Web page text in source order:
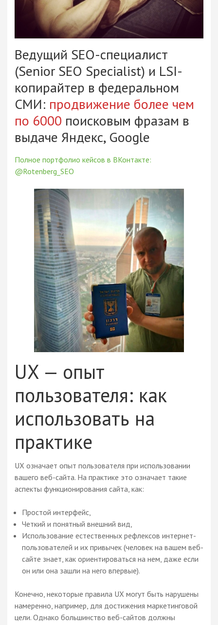
Ведущий SEO-специалист
(Senior SEO Specialist) и LSI-
копирайтер в федеральном
СМИ: продвижение более чем
по 6000 поисковым фразам в
выдаче Яндекс, Google
Полное портфолио кейсов в ВКонтакте:
@Rotenberg_SEO
UX — опыт
пользователя: как
использовать на
практике
UX означает опыт пользователя при использовании
вашего веб-сайта. На практике это означает такие
аспекты функционирования сайта, как:
Простой интерфейс,
Четкий и понятный внешний вид,
Использование естественных рефлексов интернет-
пользователей и их привычек (человек на вашем веб-
сайте знает, как ориентироваться на нем, даже если
он или она зашли на него впервые).
Конечно, некоторые правила UX могут быть нарушены
намеренно, например, для достижения маркетинговой
цели. Однако большинство веб-сайтов должны